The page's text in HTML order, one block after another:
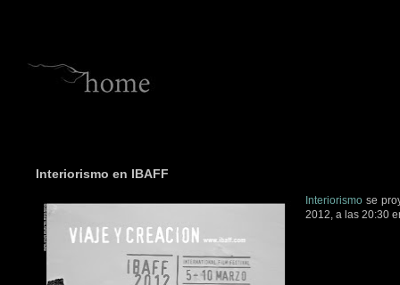
Interiorismo en IBAFF
Interiorismo se
2012, a las 20:30